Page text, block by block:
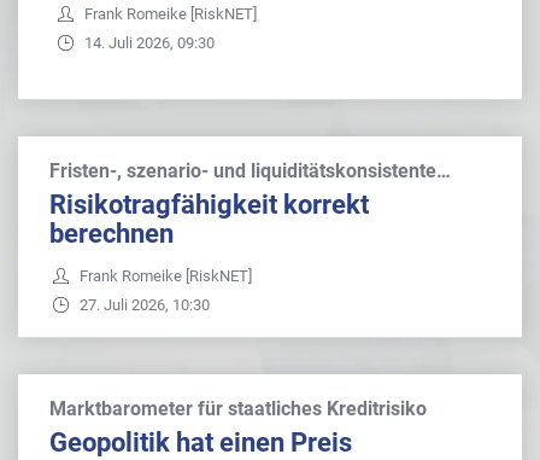
Frank Romeike [RiskNET]
14. Juli 2026, 09:30
Fristen-, szenario- und liquiditätskonsistente…
Risikotragfähigkeit korrekt
berechnen
Frank Romeike [RiskNET]
27. Juli 2026, 10:30
Marktbarometer für staatliches Kreditrisiko
Geopolitik hat einen Preis